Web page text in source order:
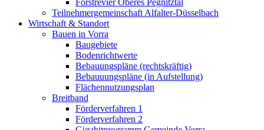
Forstrevier Oberes Pegnitztal
Teilnehmergemeinschaft Alfalter-Düsselbach
Wirtschaft & Standort
Bauen in Vorra
Baugebiete
Bodenrichtwerte
Bebauungspläne (rechtskräftig)
Bebauuungspläne (in Aufstellung)
Flächennutzungsplan
Breitband
Förderverfahren 1
Förderverfahren 2